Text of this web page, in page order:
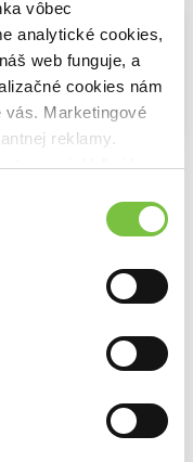
vôbec
analytické cookies,
web funguje, a
cookies nám
Marketingové
reklamy.
Veľmi by
Na sklade
PITT umelecké fixky Manga set, 8 ks